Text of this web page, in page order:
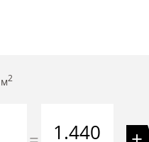
2
1.440